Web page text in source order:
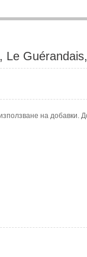
Le Guérandais,
на добавки.